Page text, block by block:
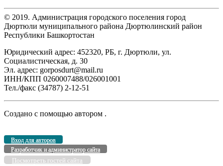
© 2019. Администрация городского поселения город
Дюртюли муниципального района Дюртюлинский район
Республики Башкортостан
Юридический адрес: 452320, РБ, г. Дюртюли, ул.
Социалистическая, д. 30
Эл. адрес: gorposdurt@mail.ru
ИНН/КПП 0260007488/026001001
Тел./факс (34787) 2-12-51
Создано с помощью автором .
Вход для авторов
Разработчик и администратор сайта
Посмотреть гостей сайта